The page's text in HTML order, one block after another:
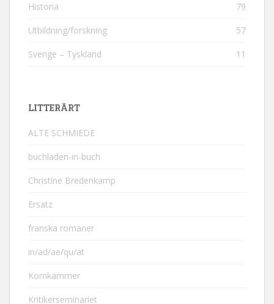
Historia 79
Utbildning/forskning 57
Sverige – Tyskland 11
LITTERÄRT
ALTE SCHMIEDE
buchladen-in-buch
Christine Bredenkamp
Ersatz
franska romaner
in/ad/ae/qu/at
Kornkammer
Kritikerseminariet